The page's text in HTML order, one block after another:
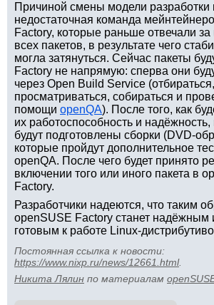
Причиной смены модели разработки
недостаточная команда
Factory, которые раньше отвечали
всех пакетов, в результате чего
могла затянуться. Сейчас пакеты
Factory не напрямую: сперва они
через Open Build Service (отбираться,
просматриваться, собираться и
помощи openQA). После того, как
их работоспособность и
будут подготовлены сборки (DVD-
которые пройдут дополнительное
openQA. После чего будет принято
включении того или иного пакета в
Factory.
Разработчики надеются, что таким
openSUSE Factory станет надёжным
готовым к работе Linux-
Постоянная ссылка к новости:
https://www.nixp.ru/news/12661.html.
Никита Лялин по материалам